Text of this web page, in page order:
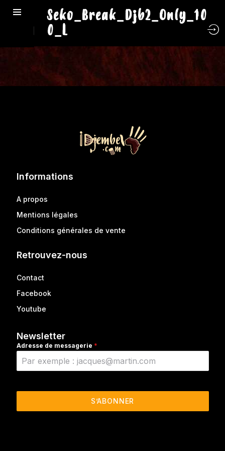
Seko_Break_Djb2_Only_10
0_L
Informations
A propos
Mentions légales
Conditions générales de vente
Retrouvez-nous
Contact
Facebook
Youtube
Newsletter
Adresse de messagerie *
S’ABONNER